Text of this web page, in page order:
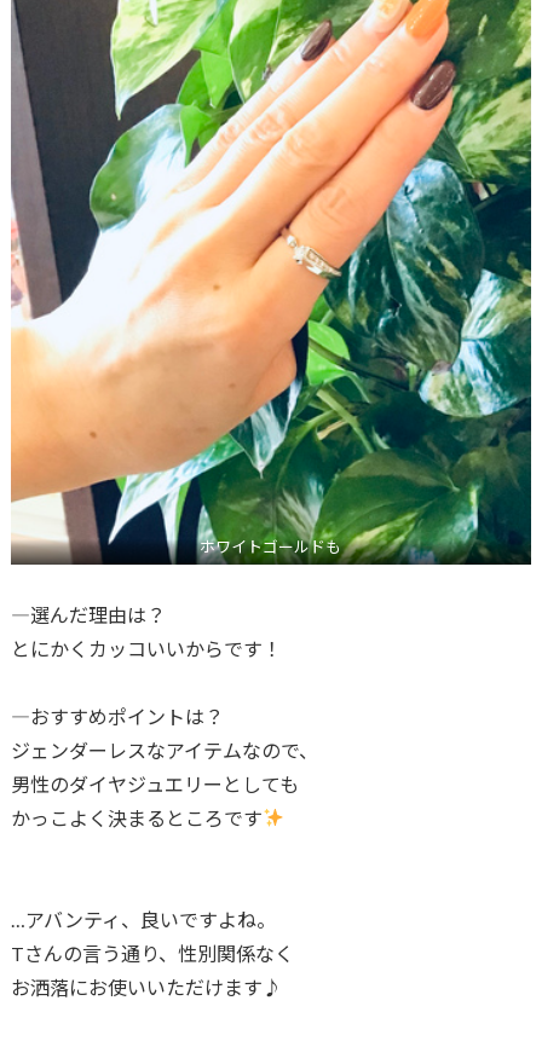
ホワイトゴールドも
―選んだ理由は？
とにかくカッコいいからです！
―おすすめポイントは？
ジェンダーレスなアイテムなので、
男性のダイヤジュエリーとしても
かっこよく決まるところです
…アバンティ、良いですよね。
Tさんの言う通り、性別関係なく
お洒落にお使いいただけます♪